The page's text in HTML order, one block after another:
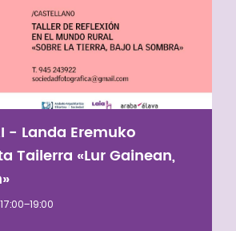
- Landa Eremuko
Tailerra «Lur Gainean,
17:00–19:00
nasa herriaren antolaketa
garrantzitsu bat bultzatu